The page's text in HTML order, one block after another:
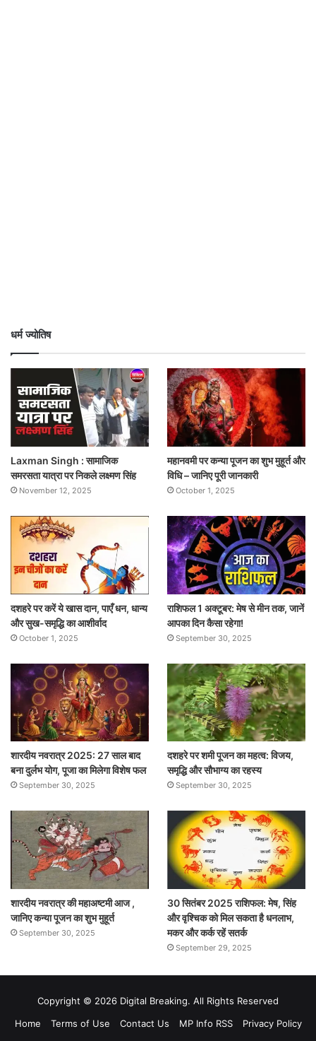
धर्म ज्योतिष
Laxman Singh : सामाजिक
समरसता यात्रा पर निकले लक्ष्मण सिंह
November 12, 2025
महानवमी पर कन्या पूजन का शुभ मुहूर्त और
विधि – जानिए पूरी जानकारी
October 1, 2025
दशहरे पर करें ये खास दान, पाएँ धन, धान्य
और सुख-समृद्धि का आशीर्वाद
October 1, 2025
राशिफल 1 अक्टूबर: मेष से मीन तक, जानें
आपका दिन कैसा रहेगा!
September 30, 2025
शारदीय नवरात्र 2025: 27 साल बाद
बना दुर्लभ योग, पूजा का मिलेगा विशेष फल
September 30, 2025
दशहरे पर शमी पूजन का महत्व: विजय,
समृद्धि और सौभाग्य का रहस्य
September 30, 2025
शारदीय नवरात्र की महाअष्टमी आज ,
जानिए कन्या पूजन का शुभ मुहूर्त
September 30, 2025
30 सितंबर 2025 राशिफल: मेष, सिंह
और वृश्चिक को मिल सकता है धनलाभ,
मकर और कर्क रहें सतर्क
September 29, 2025
Copyright © 2026 Digital Breaking. All Rights Reserved
Home
Terms of Use Contact Us MP Info RSS Privacy Policy